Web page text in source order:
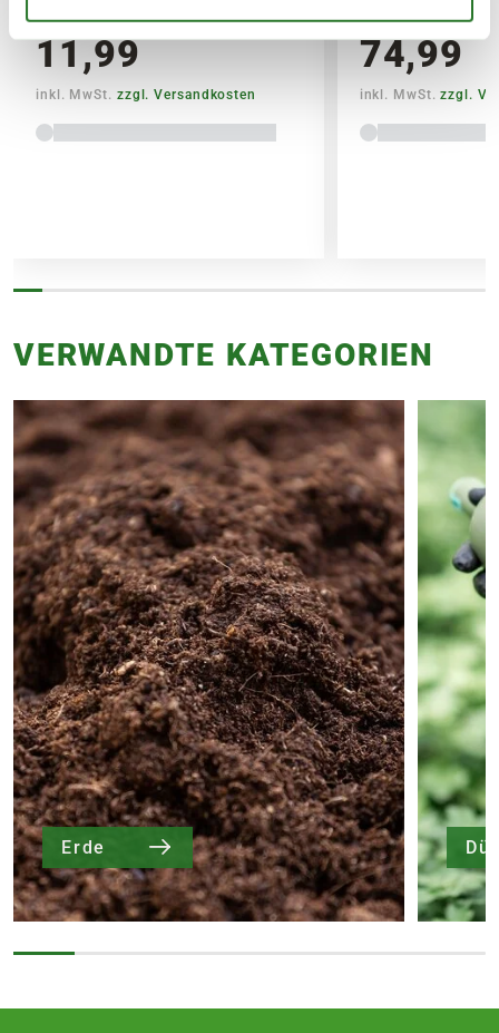
11,99
inkl. MwSt. zzgl. Versandkosten
74,99
inkl. MwSt.zzgl.
VERWANDTE KATEGORIEN
Erde